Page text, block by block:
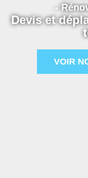
-
Devis et
VOIR